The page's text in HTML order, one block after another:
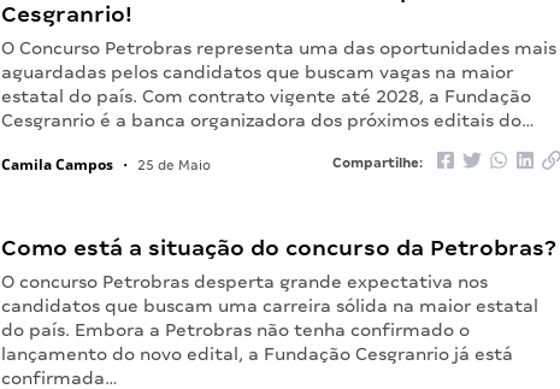
Cesgranrio!
O Concurso Petrobras representa uma das oportunidades mais
aguardadas pelos candidatos que buscam vagas na maior
estatal do país. Com contrato vigente até 2028, a Fundação
Cesgranrio é a banca organizadora dos próximos editais do…
Camila Campos • 25 de Maio Compartilhe:
Como está a situação do concurso da Petrobras?
O concurso Petrobras desperta grande expectativa nos
candidatos que buscam uma carreira sólida na maior estatal
do país. Embora a Petrobras não tenha confirmado o
lançamento do novo edital, a Fundação Cesgranrio já está
confirmada…